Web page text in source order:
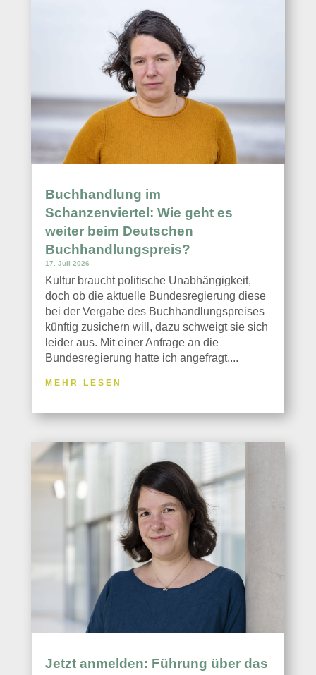
Buchhandlung im
Schanzenviertel: Wie geht es
weiter beim Deutschen
Buchhandlungspreis?
17. Juli 2026
Kultur braucht politische Unabhängigkeit,
doch ob die aktuelle Bundesregierung diese
bei der Vergabe des Buchhandlungspreises
künftig zusichern will, dazu schweigt sie sich
leider aus. Mit einer Anfrage an die
Bundesregierung hatte ich angefragt,...
MEHR LESEN
Jetzt anmelden: Führung über das